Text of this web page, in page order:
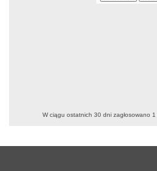
W ciągu ostatnich 30 dni zagłosowano 1